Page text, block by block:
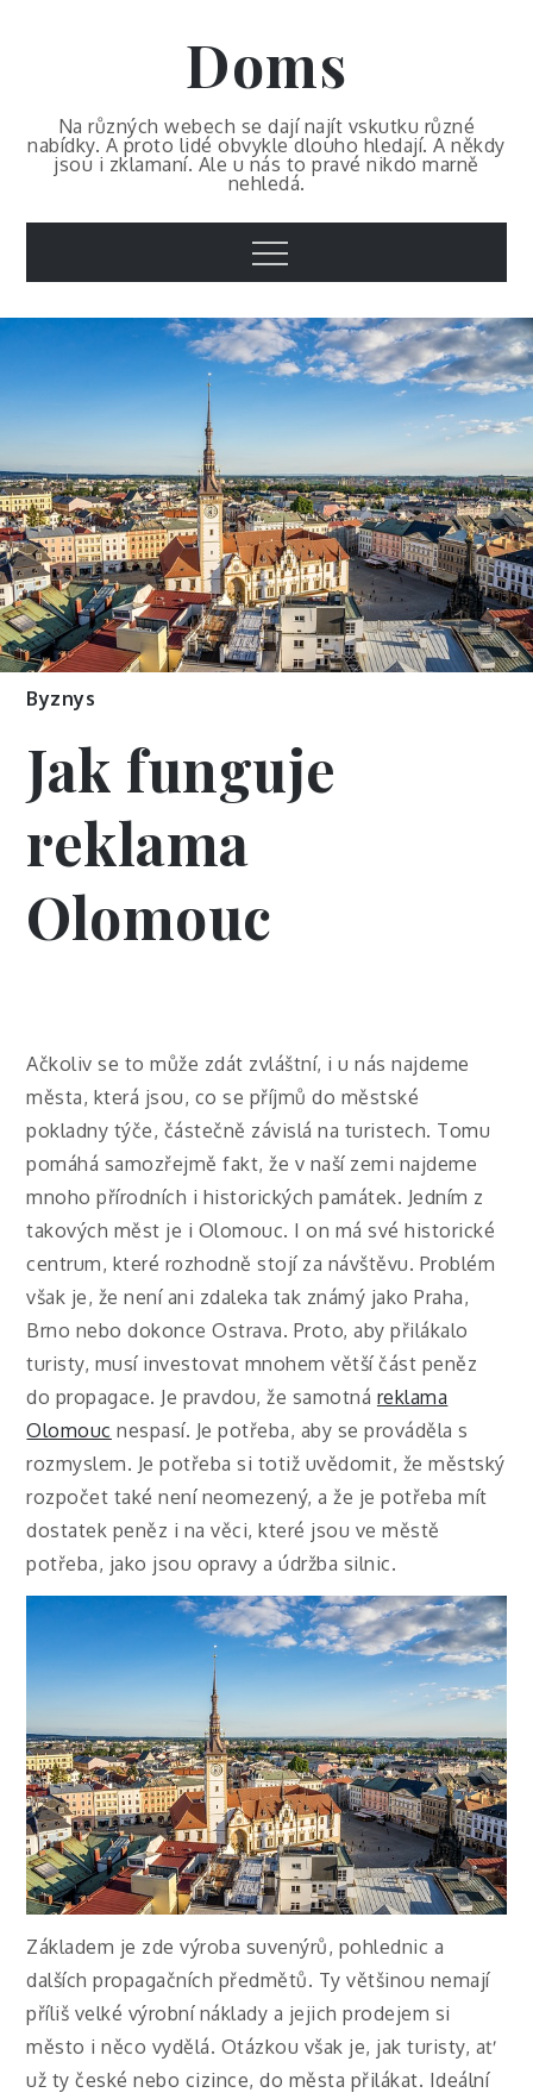
Doms
Na různých webech se dají najít vskutku různé
nabídky. A proto lidé obvykle dlouho hledají. A někdy
jsou i zklamaní. Ale u nás to pravé nikdo marně
nehledá.
Menu
Byznys
Jak funguje
reklama
Olomouc
Ačkoliv se to může zdát zvláštní, i u nás najdeme
města, která jsou, co se příjmů do městské
pokladny týče, částečně závislá na turistech. Tomu
pomáhá samozřejmě fakt, že v naší zemi najdeme
mnoho přírodních i historických památek. Jedním z
takových měst je i Olomouc. I on má své historické
centrum, které rozhodně stojí za návštěvu. Problém
však je, že není ani zdaleka tak známý jako Praha,
Brno nebo dokonce Ostrava. Proto, aby přilákalo
turisty, musí investovat mnohem větší část peněz
do propagace. Je pravdou, že samotná reklama
Olomouc nespasí. Je potřeba, aby se prováděla s
rozmyslem. Je potřeba si totiž uvědomit, že městský
rozpočet také není neomezený, a že je potřeba mít
dostatek peněz i na věci, které jsou ve městě
potřeba, jako jsou opravy a údržba silnic.
Základem je zde výroba suvenýrů, pohlednic a
dalších propagačních předmětů. Ty většinou nemají
příliš velké výrobní náklady a jejich prodejem si
město i něco vydělá. Otázkou však je, jak turisty, ať
už ty české nebo cizince, do města přilákat. Ideální